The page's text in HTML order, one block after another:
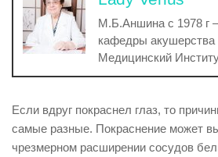
М.Б.Аншина с 1978 г
кафедры акушерства
Медицинский
Если вдруг покраснел глаз, то
самые разные. Покраснение может
чрезмерном расширении сосудов